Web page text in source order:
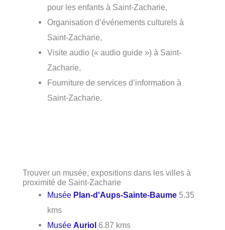
pour les enfants à Saint-Zacharie,
Organisation d’événements culturels à
Saint-Zacharie,
Visite audio (« audio guide ») à Saint-
Zacharie,
Fourniture de services d’information à
Saint-Zacharie.
Trouver un musée, expositions dans les villes à
proximité de Saint-Zacharie
Musée Plan-d'Aups-Sainte-Baume 5.35
kms
Musée Auriol 6.87 kms